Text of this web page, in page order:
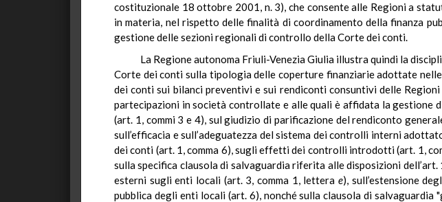
costituzionale 18 ottobre 2001, n. 3), che consente alle Regioni a
in materia, nel rispetto delle finalità di coordinamento della finanza
gestione delle sezioni regionali di controllo della Corte dei conti.
La Regione autonoma Friuli-Venezia Giulia illustra quindi la
Corte dei conti sulla tipologia delle coperture finanziarie adottate
dei conti sui bilanci preventivi e sui rendiconti consuntivi delle
partecipazioni in società controllate e alle quali è affidata la
(art. 1, commi 3 e 4), sul giudizio di parificazione del rendiconto
sull’efficacia e sull’adeguatezza del sistema dei controlli interni
dei conti (art. 1, comma 6), sugli effetti dei controlli introdotti (art. 1,
sulla specifica clausola di salvaguardia riferita alle disposizioni
esterni sugli enti locali (art. 3, comma 1, lettera e), sull’estensione
pubblica degli enti locali (art. 6), nonché sulla clausola di salvaguardia